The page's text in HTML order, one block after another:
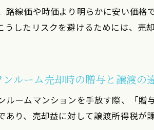
路線価や時価より明らかに安い価格
うしたリスクを避けるためには、
ルーム売却時の贈与と譲渡の
ルームマンションを手放す際、「贈
あり、売却益に対して譲渡所得税が